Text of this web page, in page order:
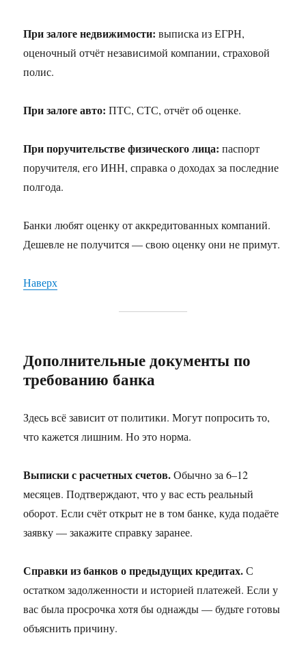
При залоге недвижимости: выписка из ЕГРН,
оценочный отчёт независимой компании, страховой
полис.
При залоге авто: ПТС, СТС, отчёт об оценке.
При поручительстве физического лица: паспорт
поручителя, его ИНН, справка о доходах за последние
полгода.
Банки любят оценку от аккредитованных компаний.
Дешевле не получится — свою оценку они не примут.
Наверх
Дополнительные документы по
требованию банка
Здесь всё зависит от политики. Могут попросить то,
что кажется лишним. Но это норма.
Выписки с расчетных счетов.Обычно за 6–12
месяцев. Подтверждают, что у вас есть реальный
оборот. Если счёт открыт не в том банке, куда подаёте
заявку — закажите справку заранее.
Справки из банков о предыдущих кредитах.С
остатком задолженности и историей платежей. Если у
вас была просрочка хотя бы однажды — будьте готовы
объяснить причину.